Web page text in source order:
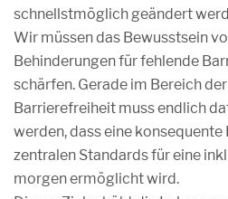
schnellstmöglich geändert
Wir müssen das Bewusstsein
Behinderungen für fehlende
schärfen. Gerade im Bereich
Barrierefreiheit muss endlich
werden, dass eine
zentralen Standards für eine
morgen ermöglicht wird.